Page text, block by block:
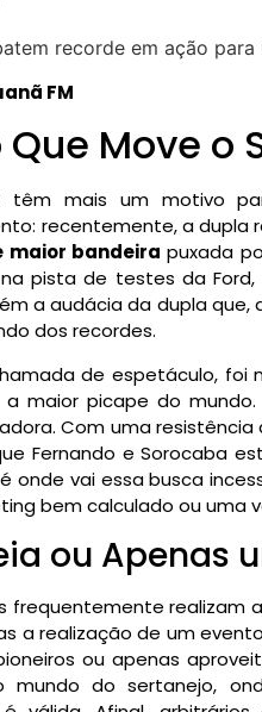
FM
Move o
têm mais um motivo
recentemente, a dupla
maior bandeira puxada
pista de testes da
a audácia da dupla
dos recordes.
de espetáculo, foi
a maior picape do
Com uma resistência
Fernando e Sorocaba
onde vai essa busca
bem calculado ou uma
ou Apenas
frequentemente realizam
a realização de um
ou apenas
mundo do sertanejo,